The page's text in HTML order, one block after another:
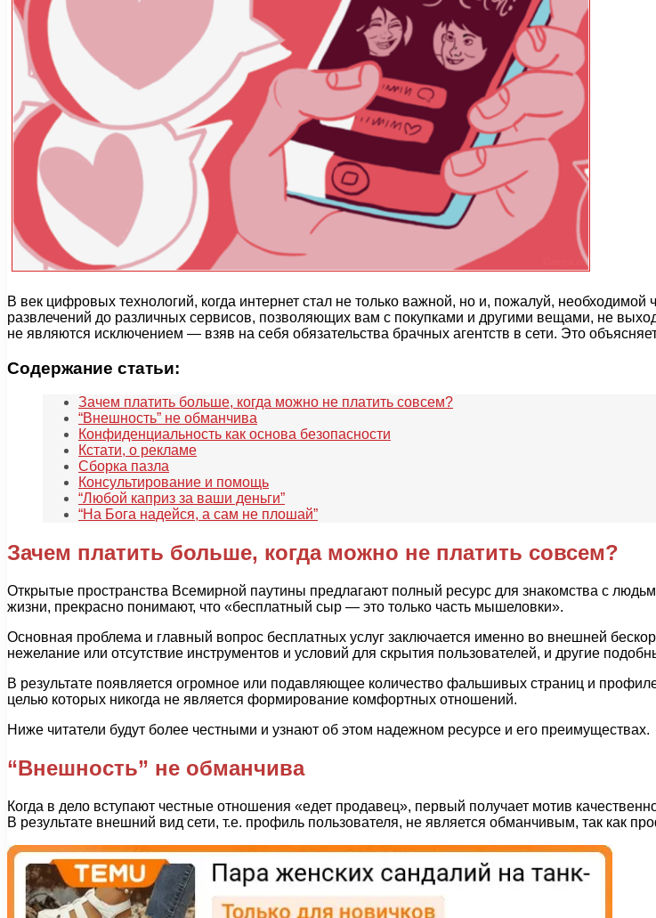
В век цифровых технологий, когда интернет стал не только важной, но и, пожалуй,
развлечений до различных сервисов, позволяющих вам с покупками и другими вещами, не
не являются исключением — взяв на себя обязательства брачных агентств в сети. Это
Содержание статьи:
Зачем платить больше, когда можно не платить совсем?
“Внешность” не обманчива
Конфиденциальность как основа безопасности
Кстати, о рекламе
Сборка пазла
Консультирование и помощь
“Любой каприз за ваши деньги”
“На Бога надейся, а сам не плошай”
Зачем платить больше, когда можно не платить совсем?
Открытые пространства Всемирной паутины предлагают полный ресурс для знакомства с
жизни, прекрасно понимают, что «бесплатный сыр — это только часть мышеловки».
Основная проблема и главный вопрос бесплатных услуг заключается именно во внешней
нежелание или отсутствие инструментов и условий для скрытия пользователей, и другие
В результате появляется огромное или подавляющее количество фальшивых страниц и
целью которых никогда не является формирование комфортных отношений.
Ниже читатели будут более честными и узнают об этом надежном ресурсе и его преимуществах.
“Внешность” не обманчива
Когда в дело вступают честные отношения «едет продавец», первый получает мотив
В результате внешний вид сети, т.е. профиль пользователя, не является обманчивым, так как